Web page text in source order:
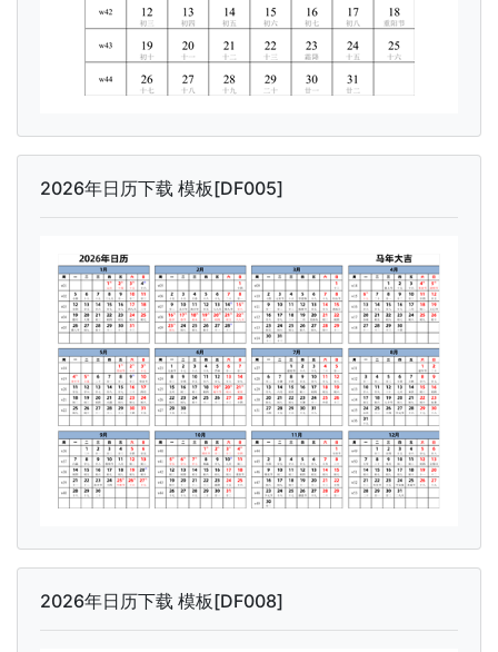
2026年日历下载 模板[DF005]
2026年日历下载 模板[DF008]